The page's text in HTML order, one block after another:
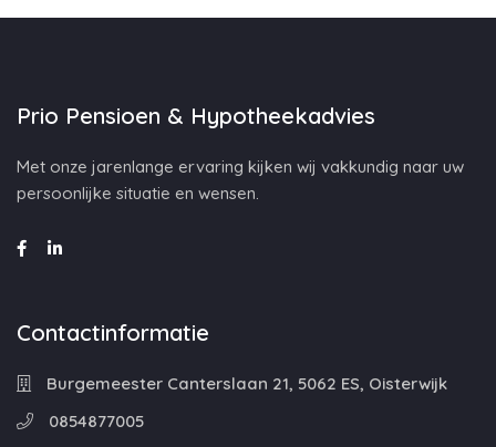
Prio Pensioen & Hypotheekadvies
Met onze jarenlange ervaring kijken wij vakkundig naar uw
persoonlijke situatie en wensen.
Contactinformatie
Burgemeester Canterslaan 21, 5062 ES, Oisterwijk
0854877005